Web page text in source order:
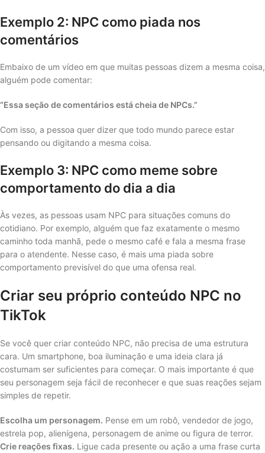
Exemplo 2: NPC como piada nos
comentários
Embaixo de um vídeo em que muitas pessoas dizem a mesma coisa,
alguém pode comentar:
“Essa seção de comentários está cheia de NPCs.”
Com isso, a pessoa quer dizer que todo mundo parece estar
pensando ou digitando a mesma coisa.
Exemplo 3: NPC como meme sobre
comportamento do dia a dia
Às vezes, as pessoas usam NPC para situações comuns do
cotidiano. Por exemplo, alguém que faz exatamente o mesmo
caminho toda manhã, pede o mesmo café e fala a mesma frase
para o atendente. Nesse caso, é mais uma piada sobre
comportamento previsível do que uma ofensa real.
Criar seu próprio conteúdo NPC no
TikTok
Se você quer criar conteúdo NPC, não precisa de uma estrutura
cara. Um smartphone, boa iluminação e uma ideia clara já
costumam ser suficientes para começar. O mais importante é que
seu personagem seja fácil de reconhecer e que suas reações sejam
simples de repetir.
Escolha um personagem. Pense em um robô, vendedor de jogo,
estrela pop, alienígena, personagem de anime ou figura de terror.
Crie reações fixas. Ligue cada presente ou ação a uma frase curta